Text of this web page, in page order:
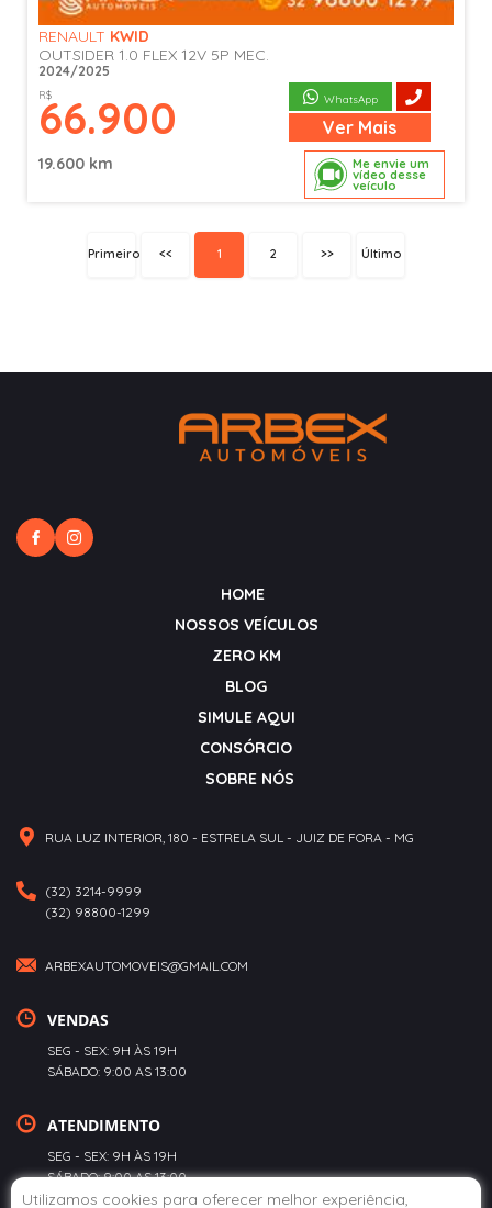
Me envie um
vídeo desse
veículo
RENAULT KWID
OUTSIDER 1.0 FLEX 12V 5P MEC.
2024/2025
R$
66.900 WhatsApp
Ver Mais
19.600 km
Primeiro << 1 2 >> Último
Utilizamos cookies para oferecer melhor experiência,
HOME
NOSSOS VEÍCULOS
ZERO KM
BLOG
SIMULE AQUI
CONSÓRCIO
SOBRE NÓS
RUA LUZ INTERIOR, 180 - ESTRELA SUL - JUIZ DE FORA - MG
(32) 3214-9999
(32) 98800-1299
ARBEXAUTOMOVEIS@GMAIL.COM
VENDAS
SEG - SEX: 9H ÀS 19H
SÁBADO: 9:00 AS 13:00
ATENDIMENTO
SEG - SEX: 9H ÀS 19H
SÁBADO: 9:00 AS 13:00